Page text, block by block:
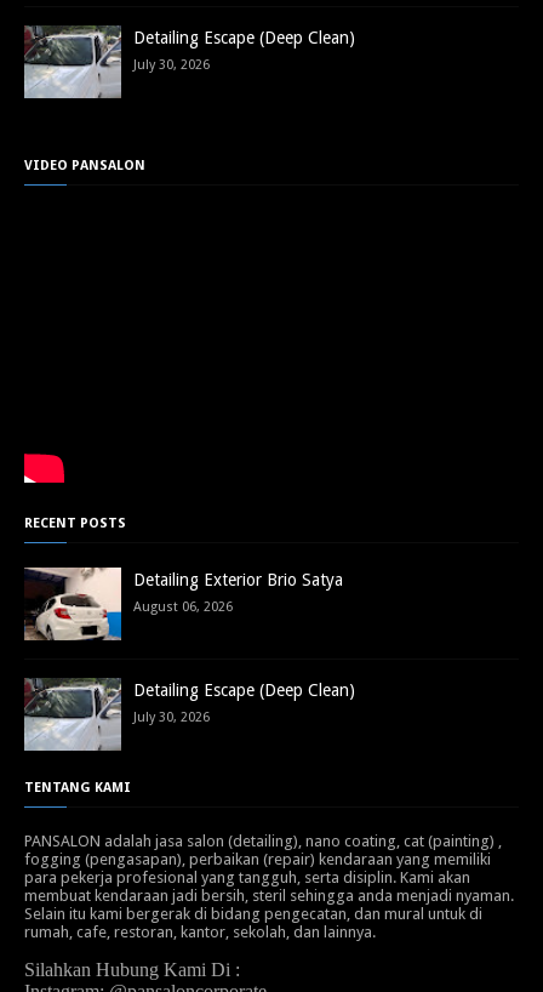
Detailing Escape (Deep Clean)
July 30, 2026
VIDEO PANSALON
RECENT POSTS
Detailing Exterior Brio Satya
August 06, 2026
Detailing Escape (Deep Clean)
July 30, 2026
TENTANG KAMI
PANSALON adalah jasa salon (detailing), nano coating, cat (painting) ,
fogging (pengasapan), perbaikan (repair) kendaraan yang memiliki
para pekerja profesional yang tangguh, serta disiplin. Kami akan
membuat kendaraan jadi bersih, steril sehingga anda menjadi nyaman.
Selain itu kami bergerak di bidang pengecatan, dan mural untuk di
rumah, cafe, restoran, kantor, sekolah, dan lainnya.
Silahkan Hubung Kami Di :